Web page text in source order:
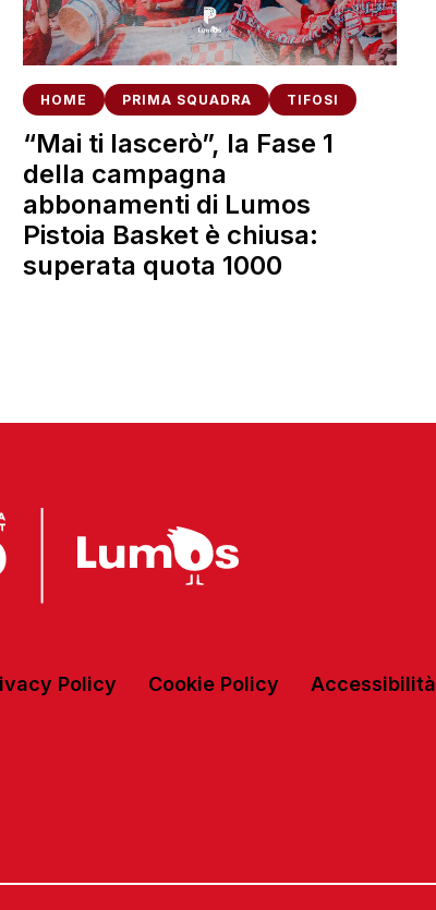
HOME PRIMA SQUADRA TIFOSI
“Mai ti lascerò”, la Fase 1
della campagna
abbonamenti di Lumos
Pistoia Basket è chiusa:
superata quota 1000
Policy Cookie Policy Accessibilità